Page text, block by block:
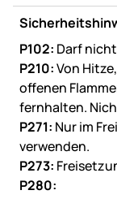
P102: Darf
P210:Von
offenen
fernhalten.
P271: Nur im
verwenden.
P273:
P280: